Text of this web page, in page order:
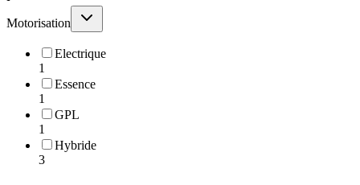
Motorisation
Electrique
1
Essence
1
GPL
1
Hybride
3